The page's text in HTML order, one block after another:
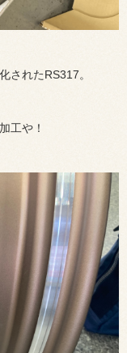
されたRS317。
工や！